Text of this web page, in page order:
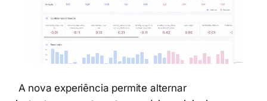
A nova experiência permite alternar